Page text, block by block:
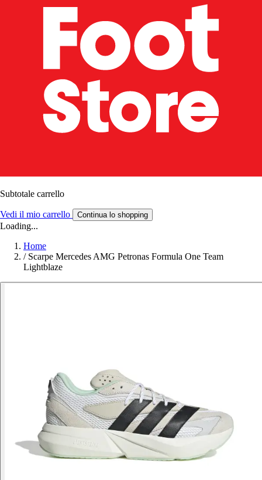
Subtotale carrello
Vedi il mio carrello Continua lo shopping
Loading...
Home
/ Scarpe Mercedes AMG Petronas Formula One Team
Lightblaze